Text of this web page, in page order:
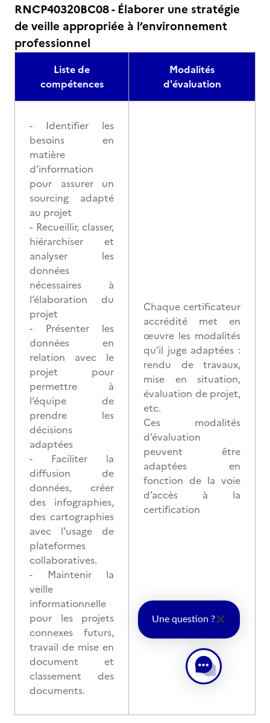
RNCP40320BC08 - Élaborer une stratégie
de veille appropriée à l’environnement
professionnel
Liste de
compétences
Modalités
d'évaluation
- Identifier les
besoins en
matière
d’information
pour assurer un
sourcing adapté
au projet
- Recueillir, classer,
hiérarchiser et
analyser les
données
nécessaires à
l’élaboration du
projet
- Présenter les
données en
relation avec le
projet pour
permettre à
l’équipe de
prendre les
décisions
adaptées
- Faciliter la
diffusion de
données, créer
des infographies,
des cartographies
avec l’usage de
plateformes
collaboratives.
- Maintenir la
veille
informationnelle
pour les projets
connexes futurs,
travail de mise en
document et
classement des
documents.
Chaque certificateur
accrédité met en
œuvre les modalités
qu’il juge adaptées :
rendu de travaux,
mise en situation,
évaluation de projet,
etc.
Ces modalités
d’évaluation
peuvent être
adaptées en
fonction de la voie
d’accès à la
certification
Une question ?